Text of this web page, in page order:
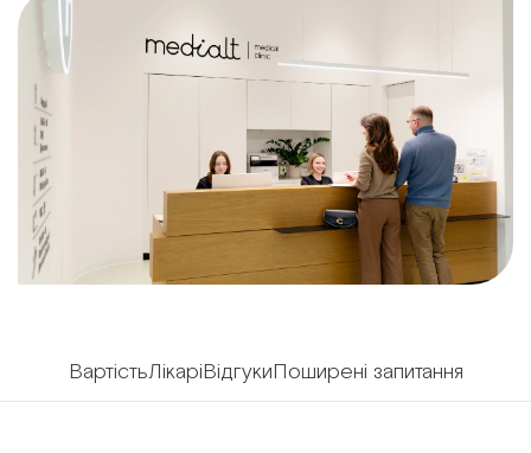
ВартістьЛікаріВідгукиПоширені запитання